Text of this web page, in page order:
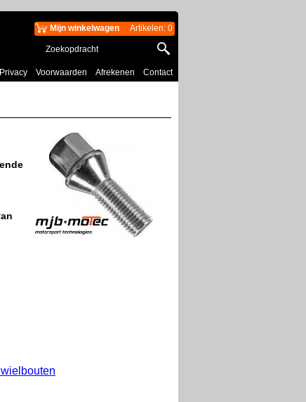
Mijn winkelwagen Artikelen: 0
Privacy Voorwaarden Afrekenen Contact